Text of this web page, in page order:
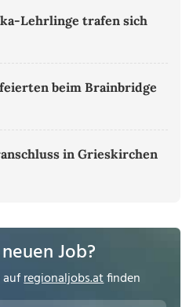
Lehrlinge trafen sich
beim Brainbridge
in Grieskirchen
Job?
aufregionaljobs.atfinden